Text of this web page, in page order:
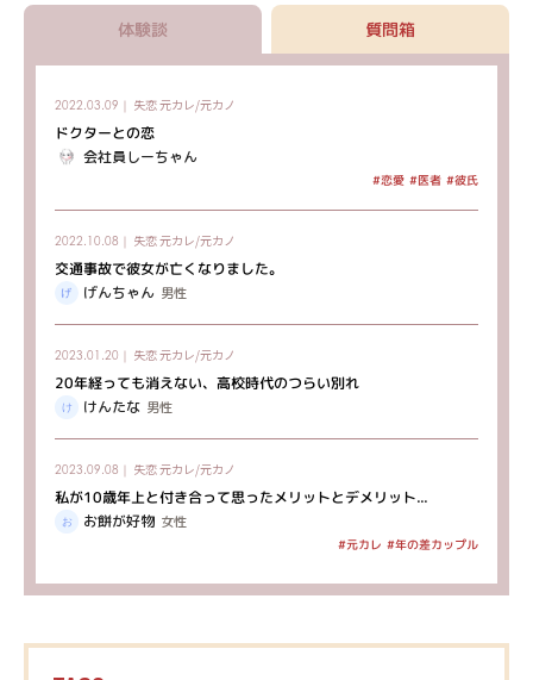
体験談 質問箱
2022.03.09｜ 失恋元カレ/元カノ
ドクターとの恋
会社員しーちゃん
#恋愛 #医者 #彼氏
2022.10.08｜ 失恋元カレ/元カノ
交通事故で彼女が亡くなりました。
げんちゃん 男性
2023.01.20｜ 失恋元カレ/元カノ
20年経っても消えない、高校時代のつらい別れ
けんたな 男性
2023.09.08｜ 失恋元カレ/元カノ
私が10歳年上と付き合って思ったメリットとデメリット...
お餅が好物 女性
#元カレ #年の差カップル